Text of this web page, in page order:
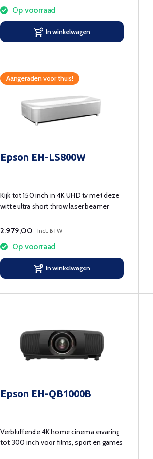
Op voorraad
In winkelwagen
Aangeraden voor thuis!
Epson EH-LS800W
Kijk tot 150 inch in 4K UHD tv met deze
witte ultra short throw laser beamer
2.979,00 Incl. BTW
Op voorraad
In winkelwagen
Epson EH-QB1000B
Verbluffende 4K home cinema ervaring
tot 300 inch voor films, sport en games